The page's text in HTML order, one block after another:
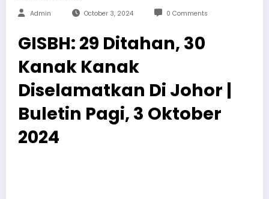
Admin October 3, 2024 0 Comments
GISBH: 29 Ditahan, 30
Kanak Kanak
Diselamatkan Di Johor |
Buletin Pagi, 3 Oktober
2024